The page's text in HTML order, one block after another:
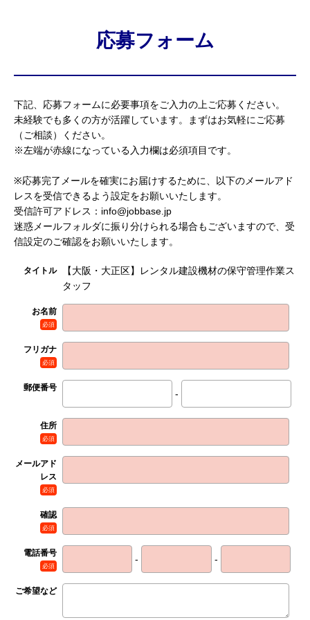
応募フォーム
下記、応募フォームに必要事項をご入力の上ご応募ください。
未経験でも多くの方が活躍しています。まずはお気軽にご応募
（ご相談）ください。
※左端が赤線になっている入力欄は必須項目です。
※応募完了メールを確実にお届けするために、以下のメールアド
レスを受信できるよう設定をお願いいたします。
受信許可アドレス：info@jobbase.jp
迷惑メールフォルダに振り分けられる場合もございますので、受
信設定のご確認をお願いいたします。
タイトル
【大阪・大正区】レンタル建設機材の保守管理作業ス
タッフ
お名前
必須
フリガナ
必須
郵便番号
-
住所
必須
メールアド
レス
必須
確認
必須
電話番号
必須
- -
ご希望など